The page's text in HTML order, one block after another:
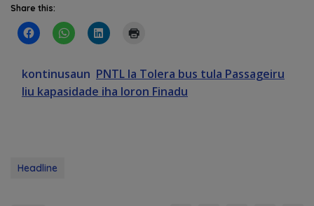
Share this:
kontinusaun PNTL la Tolera bus tula Passageiru
liu kapasidade iha loron Finadu
Headline